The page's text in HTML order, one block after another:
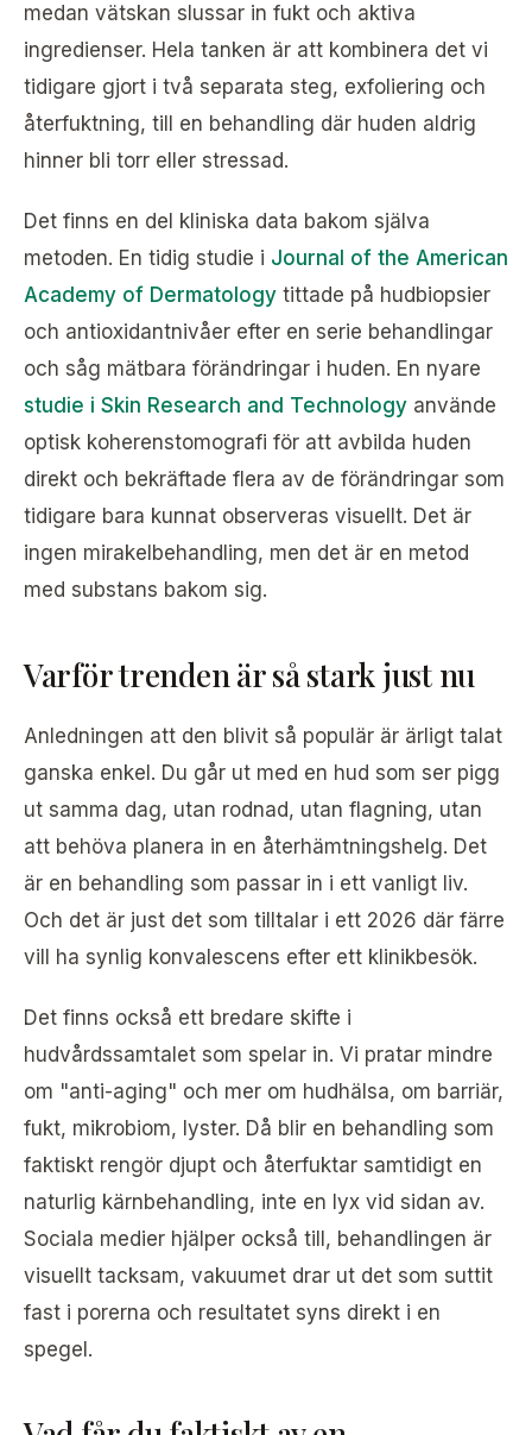
medan vätskan slussar in fukt och aktiva
ingredienser. Hela tanken är att kombinera det vi
tidigare gjort i två separata steg, exfoliering och
återfuktning, till en behandling där huden aldrig
hinner bli torr eller stressad.
Det finns en del kliniska data bakom själva
metoden. En tidig studie i Journal of the American
Academy of Dermatology tittade på hudbiopsier
och antioxidantnivåer efter en serie behandlingar
och såg mätbara förändringar i huden. En nyare
studie i Skin Research and Technology använde
optisk koherenstomografi för att avbilda huden
direkt och bekräftade flera av de förändringar som
tidigare bara kunnat observeras visuellt. Det är
ingen mirakelbehandling, men det är en metod
med substans bakom sig.
Varför trenden är så stark just nu
Anledningen att den blivit så populär är ärligt talat
ganska enkel. Du går ut med en hud som ser pigg
ut samma dag, utan rodnad, utan flagning, utan
att behöva planera in en återhämtningshelg. Det
är en behandling som passar in i ett vanligt liv.
Och det är just det som tilltalar i ett 2026 där färre
vill ha synlig konvalescens efter ett klinikbesök.
Det finns också ett bredare skifte i
hudvårdssamtalet som spelar in. Vi pratar mindre
om "anti-aging" och mer om hudhälsa, om barriär,
fukt, mikrobiom, lyster. Då blir en behandling som
faktiskt rengör djupt och återfuktar samtidigt en
naturlig kärnbehandling, inte en lyx vid sidan av.
Sociala medier hjälper också till, behandlingen är
visuellt tacksam, vakuumet drar ut det som suttit
fast i porerna och resultatet syns direkt i en
spegel.